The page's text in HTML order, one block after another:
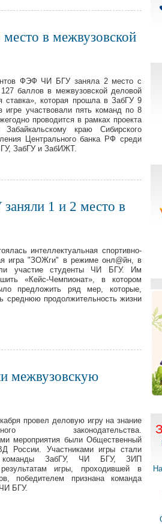
в межвузовской
ФЭФ ЧИ БГУ заняла 2 место с
баллов в межвузовской деловой
ставка», которая прошла в ЗабГУ 9
игре участвовали пять команд по 8
проводится в рамках проекта
краю Сибирского
Центрального банка РФ среди
ЗабГУ и ЗабИЖТ.
1 и 2 место в
интеллектуальная спортивно-
игра "ЗОЖги" в режиме онл@йн, в
участие студенты ЧИ БГУ. Им
«Кейс-Чемпионат», в котором
предложить ряд мер, которые,
среднюю продолжительность жизни
межвузовскую
провел деловую игру на знание
законодательства.
мероприятия были Общественный
России. Участниками игры стали
команды ЗабГУ, ЧИ БГУ, ЗИП
игры, проходившей в
победителем признана команда
БГУ.